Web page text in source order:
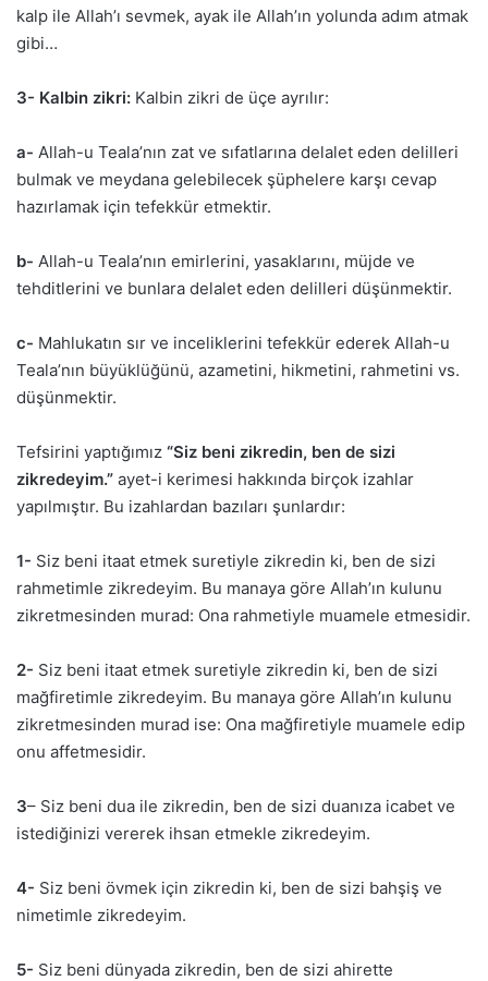
kalp ile Allah’ı sevmek, ayak ile Allah’ın yolunda adım atmak
gibi…
3- Kalbin zikri: Kalbin zikri de üçe ayrılır:
a- Allah-u Teala’nın zat ve sıfatlarına delalet eden delilleri
bulmak ve meydana gelebilecek şüphelere karşı cevap
hazırlamak için tefekkür etmektir.
b- Allah-u Teala’nın emirlerini, yasaklarını, müjde ve
tehditlerini ve bunlara delalet eden delilleri düşünmektir.
c- Mahlukatın sır ve inceliklerini tefekkür ederek Allah-u
Teala’nın büyüklüğünü, azametini, hikmetini, rahmetini vs.
düşünmektir.
Tefsirini yaptığımız “Siz beni zikredin, ben de sizi
zikredeyim.” ayet-i kerimesi hakkında birçok izahlar
yapılmıştır. Bu izahlardan bazıları şunlardır:
1- Siz beni itaat etmek suretiyle zikredin ki, ben de sizi
rahmetimle zikredeyim. Bu manaya göre Allah’ın kulunu
zikretmesinden murad: Ona rahmetiyle muamele etmesidir.
2- Siz beni itaat etmek suretiyle zikredin ki, ben de sizi
mağfiretimle zikredeyim. Bu manaya göre Allah’ın kulunu
zikretmesinden murad ise: Ona mağfiretiyle muamele edip
onu affetmesidir.
3– Siz beni dua ile zikredin, ben de sizi duanıza icabet ve
istediğinizi vererek ihsan etmekle zikredeyim.
4- Siz beni övmek için zikredin ki, ben de sizi bahşiş ve
nimetimle zikredeyim.
5- Siz beni dünyada zikredin, ben de sizi ahirette